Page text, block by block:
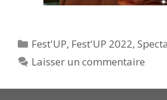
Catégories
Fest'UP, Fest'UP 2022,
Laisser un commentaire